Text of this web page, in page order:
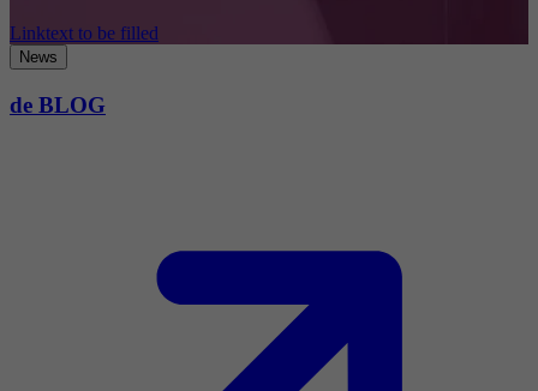
Linktext to be filled
News
de BLOG